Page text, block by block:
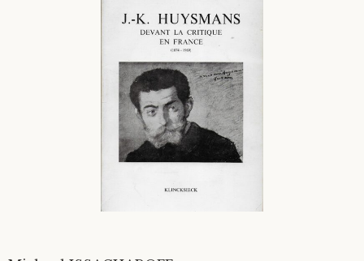
Langues étrangères